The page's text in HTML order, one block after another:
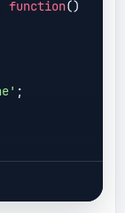
function(
;